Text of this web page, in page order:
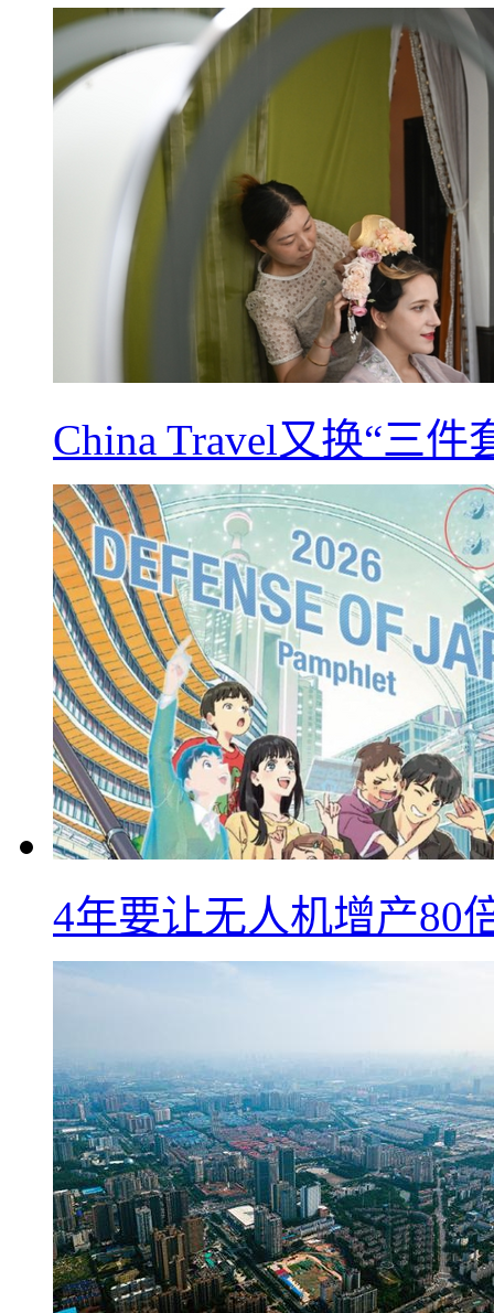
China Travel又换“三
4年要让无人机增产80